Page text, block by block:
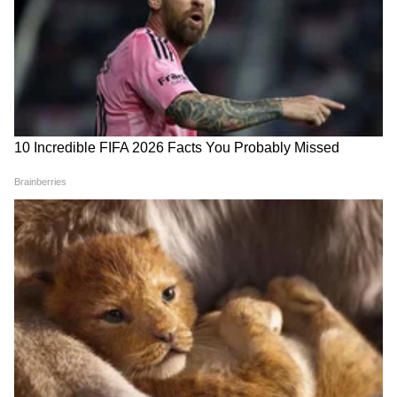
आहेत.
Mumbai Weather Update :
मुंबईत उकाड्यासोबत पावसाची
शक्यता, जाणून घ्या आजचा अंदाज
मुंबईत रिक्षा प्रवास आणखी
महागणार; नवीन दर लवकरच लागू
होण्याची शक्यता